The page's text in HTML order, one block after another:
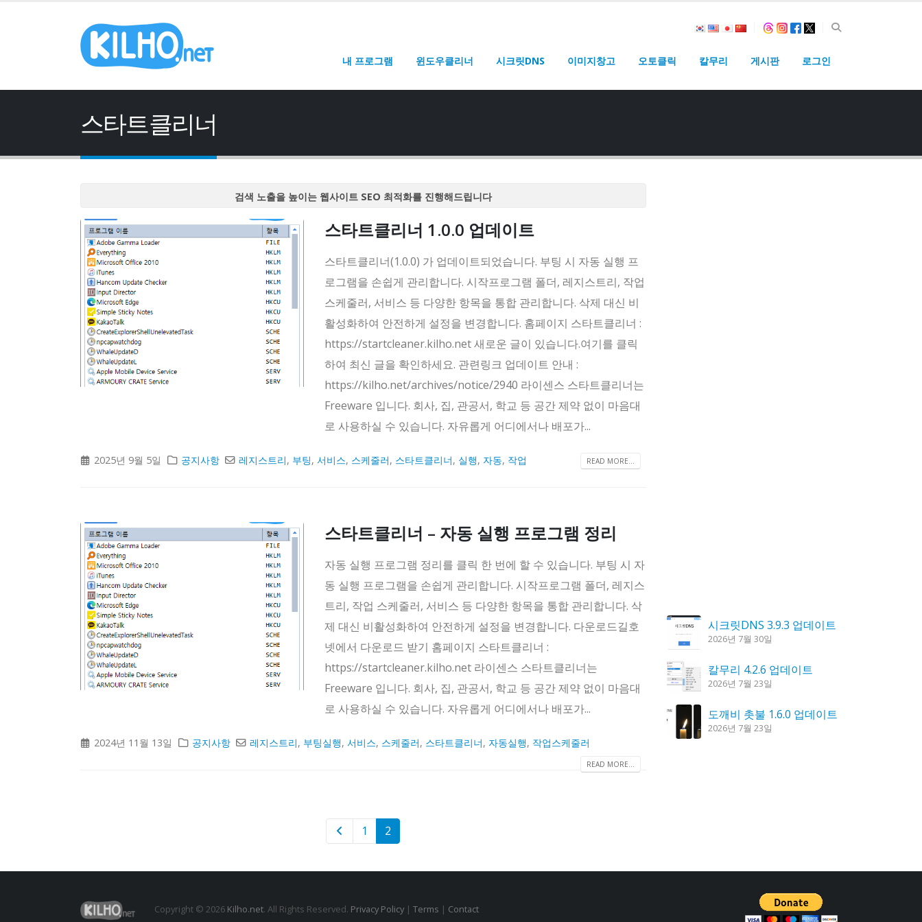
내 프로그램 윈도우클리너 시크릿DNS 이미지창고 오토클릭 칼무리 게시판 로그인
스타트클리너
검색 노출을 높이는 웹사이트 SEO 최적화를 진행해드립니다
검색 노출을 높이는 웹사이트 SEO 최적화를 진행해드립니다
검색 노출을 높이는 웹사이트 SEO 최적화를 진행해드립니다
검색 노출을 높이는 웹사이트 SEO 최적화를 진행해드립니다
검색 노출을 높이는 웹사이트 SEO 최적화를 진행해드립니다
스타트클리너 1.0.0 업데이트
스타트클리너(1.0.0) 가 업데이트되었습니다. 부팅 시 자동 실행 프
로그램을 손쉽게 관리합니다. 시작프로그램 폴더, 레지스트리, 작업
스케줄러, 서비스 등 다양한 항목을 통합 관리합니다. 삭제 대신 비
활성화하여 안전하게 설정을 변경합니다. 홈페이지 스타트클리너 :
https://startcleaner.kilho.net 새로운 글이 있습니다.여기를 클릭
하여 최신 글을 확인하세요. 관련링크 업데이트 안내 :
https://kilho.net/archives/notice/2940 라이센스 스타트클리너는
Freeware 입니다. 회사, 집, 관공서, 학교 등 공간 제약 없이 마음대
로 사용하실 수 있습니다. 자유롭게 어디에서나 배포가...
2025년 9월 5일 공지사항 레지스트리, 부팅,서비스, 스케줄러, 스타트클리너, 실행, 자동, 작업 READ MORE...
스타트클리너 – 자동 실행 프로그램 정리
자동 실행 프로그램 정리를 클릭 한 번에 할 수 있습니다. 부팅 시 자
동 실행 프로그램을 손쉽게 관리합니다. 시작프로그램 폴더, 레지스
트리, 작업 스케줄러, 서비스 등 다양한 항목을 통합 관리합니다. 삭
제 대신 비활성화하여 안전하게 설정을 변경합니다. 다운로드길호
넷에서 다운로드 받기 홈페이지 스타트클리너 :
https://startcleaner.kilho.net 라이센스 스타트클리너는
Freeware 입니다. 회사, 집, 관공서, 학교 등 공간 제약 없이 마음대
로 사용하실 수 있습니다. 자유롭게 어디에서나 배포가...
2024년 11월 13일 공지사항 레지스트리, 부팅실행,서비스, 스케줄러, 스타트클리너, 자동실행, 작업스케줄러
READ MORE...
1 2
시크릿DNS 3.9.3 업데이트
2026년 7월 30일
칼무리 4.2.6 업데이트
2026년 7월 23일
도깨비 촛불 1.6.0 업데이트
2026년 7월 23일
Copyright © 2026 Kilho.net. All Rights Reserved. Privacy Policy| Terms | Contact